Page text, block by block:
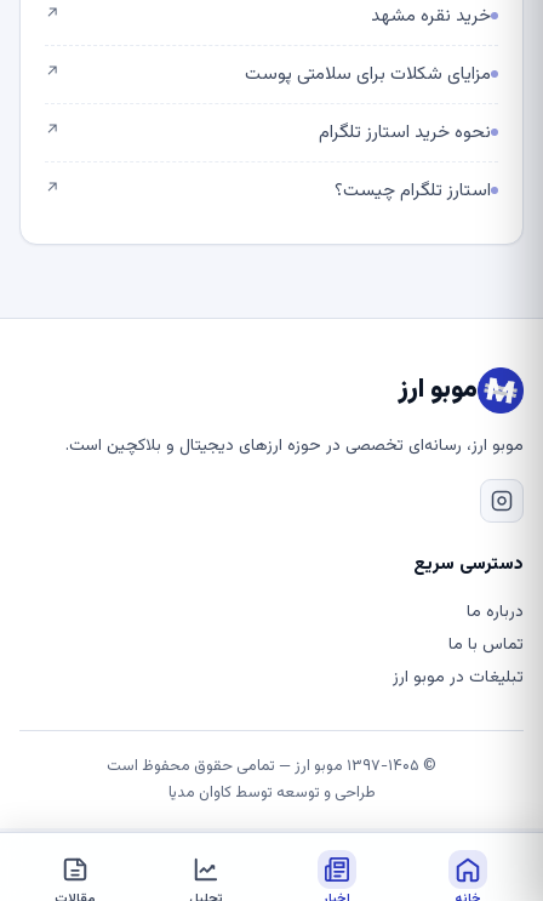
خرید نقره مشهد ↗
مزایای شکلات برای سلامتی پوست ↗
نحوه خرید استارز تلگرام ↗
استارز تلگرام چیست؟ ↗
موبو ارز
موبو ارز، رسانه‌ای تخصصی در حوزه ارزهای دیجیتال و بلاکچین است.
دسترسی سریع
درباره ما
تماس با ما
تبلیغات در موبو ارز
© ۱۳۹۷-۱۴۰۵ موبو ارز — تمامی حقوق محفوظ است
طراحی و توسعه توسطکاوان مدیا